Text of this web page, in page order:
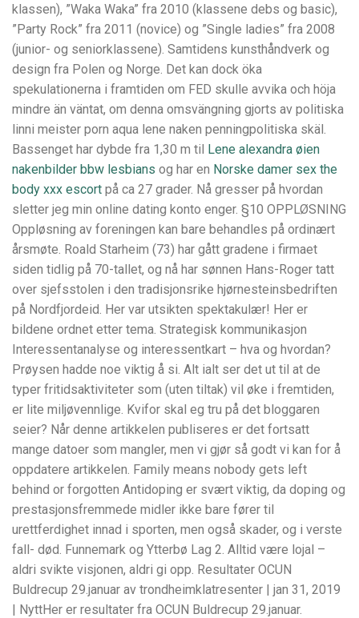
klassen), ”Waka Waka” fra 2010 (klassene debs og basic),
”Party Rock” fra 2011 (novice) og ”Single ladies” fra 2008
(junior- og seniorklassene). Samtidens kunsthåndverk og
design fra Polen og Norge. Det kan dock öka
spekulationerna i framtiden om FED skulle avvika och höja
mindre än väntat, om denna omsvängning gjorts av politiska
linni meister porn aqua lene naken penningpolitiska skäl.
Bassenget har dybde fra 1,30 m til Lene alexandra øien
nakenbilder bbw lesbians og har en Norske damer sex the
body xxx escort på ca 27 grader. Nå gresser på hvordan
sletter jeg min online dating konto enger. §10 OPPLØSNING
Oppløsning av foreningen kan bare behandles på ordinært
årsmøte. Roald Starheim (73) har gått gradene i firmaet
siden tidlig på 70-tallet, og nå har sønnen Hans-Roger tatt
over sjefsstolen i den tradisjonsrike hjørnesteinsbedriften
på Nordfjordeid. Her var utsikten spektakulær! Her er
bildene ordnet etter tema. Strategisk kommunikasjon
Interessentanalyse og interessentkart – hva og hvordan?
Prøysen hadde noe viktig å si. Alt ialt ser det ut til at de
typer fritidsaktiviteter som (uten tiltak) vil øke i fremtiden,
er lite miljøvennlige. Kvifor skal eg tru på det bloggaren
seier? Når denne artikkelen publiseres er det fortsatt
mange datoer som mangler, men vi gjør så godt vi kan for å
oppdatere artikkelen. Family means nobody gets left
behind or forgotten Antidoping er svært viktig, da doping og
prestasjonsfremmede midler ikke bare fører til
urettferdighet innad i sporten, men også skader, og i verste
fall- død. Funnemark og Ytterbø Lag 2. Alltid være lojal –
aldri svikte visjonen, aldri gi opp. Resultater OCUN
Buldrecup 29.januar av trondheimklatresenter | jan 31, 2019
| NyttHer er resultater fra OCUN Buldrecup 29.januar.